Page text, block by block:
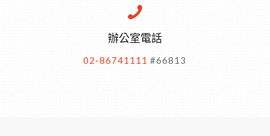
辦公室電話
02-86741111 #66813